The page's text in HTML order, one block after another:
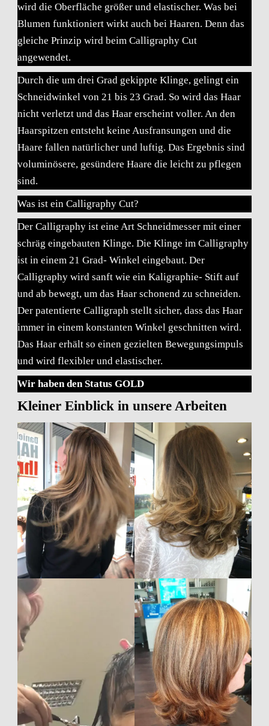
wird die Oberfläche größer und elastischer. Was bei
Blumen funktioniert wirkt auch bei Haaren. Denn das
gleiche Prinzip wird beim Calligraphy Cut
angewendet.
Durch die um drei Grad gekippte Klinge, gelingt ein
Schneidwinkel von 21 bis 23 Grad. So wird das Haar
nicht verletzt und das Haar erscheint voller. An den
Haarspitzen entsteht keine Ausfransungen und die
Haare fallen natürlicher und luftig. Das Ergebnis sind
voluminösere, gesündere Haare die leicht zu pflegen
sind.
Was ist ein Calligraphy Cut?
Der Calligraphy ist eine Art Schneidmesser mit einer
schräg eingebauten Klinge. Die Klinge im Calligraphy
ist in einem 21 Grad- Winkel eingebaut. Der
Calligraphy wird sanft wie ein Kaligraphie- Stift auf
und ab bewegt, um das Haar schonend zu schneiden.
Der patentierte Calligraph stellt sicher, dass das Haar
immer in einem konstanten Winkel geschnitten wird.
Das Haar erhält so einen gezielten Bewegungsimpuls
und wird flexibler und elastischer.
Wir haben den Status GOLD
Kleiner Einblick in unsere Arbeiten